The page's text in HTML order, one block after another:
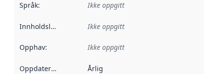
Språk: Ikke oppgitt
Innholdsleverandører :
Ikke oppgitt
Opphav: Ikke oppgitt
Oppdateringsfrekvens :
Årlig